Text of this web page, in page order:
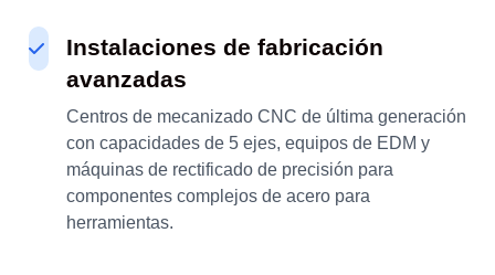
Instalaciones de fabricación
avanzadas
Centros de mecanizado CNC de última generación
con capacidades de 5 ejes, equipos de EDM y
máquinas de rectificado de precisión para
componentes complejos de acero para
herramientas.